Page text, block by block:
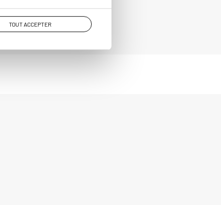
TOUT ACCEPTER